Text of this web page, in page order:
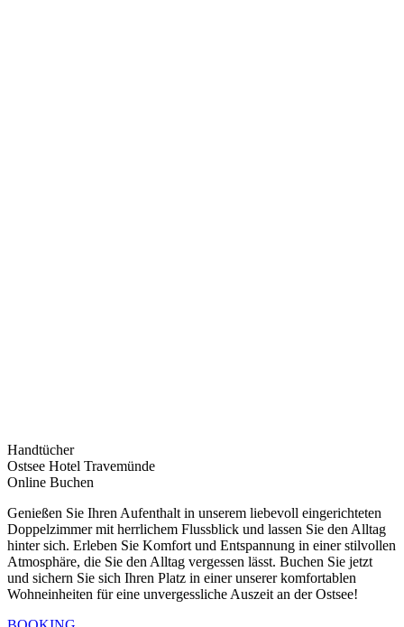
Handtücher
Ostsee Hotel Travemünde
Online Buchen
Genießen Sie Ihren Aufenthalt in unserem liebevoll eingerichteten
Doppelzimmer mit herrlichem Flussblick und lassen Sie den Alltag
hinter sich. Erleben Sie Komfort und Entspannung in einer stilvollen
Atmosphäre, die Sie den Alltag vergessen lässt. Buchen Sie jetzt
und sichern Sie sich Ihren Platz in einer unserer komfortablen
Wohneinheiten für eine unvergessliche Auszeit an der Ostsee!